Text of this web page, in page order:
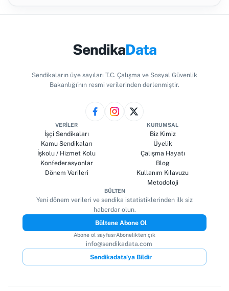
SendikaData
Sendikaların üye sayıları T.C. Çalışma ve Sosyal Güvenlik
Bakanlığı'nın resmi verilerinden derlenmiştir.
VERILER
İşçi Sendikaları
Kamu Sendikaları
İşkolu / Hizmet Kolu
Konfederasyonlar
Dönem Verileri
KURUMSAL
Biz Kimiz
Üyelik
Çalışma Hayatı
Blog
Kullanım Kılavuzu
Metodoloji
BÜLTEN
Yeni dönem verileri ve sendika istatistiklerinden ilk siz
haberdar olun.
Bültene Abone Ol
Abone ol sayfası·Abonelikten çık
info@sendikadata.com
Sendikadata'ya Bildir